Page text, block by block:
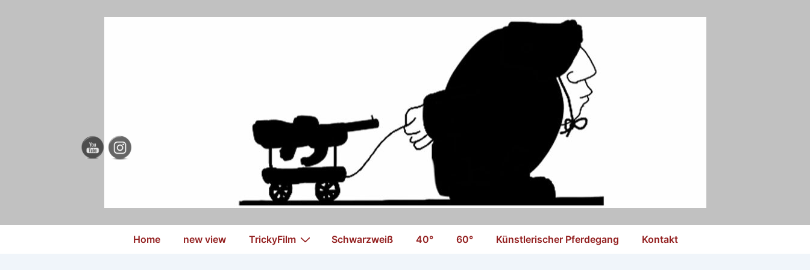
Hauptnavigation
Home new view TrickyFilm Schwarzweiß 40° 60° Künstlerischer Pferdegang Kontakt